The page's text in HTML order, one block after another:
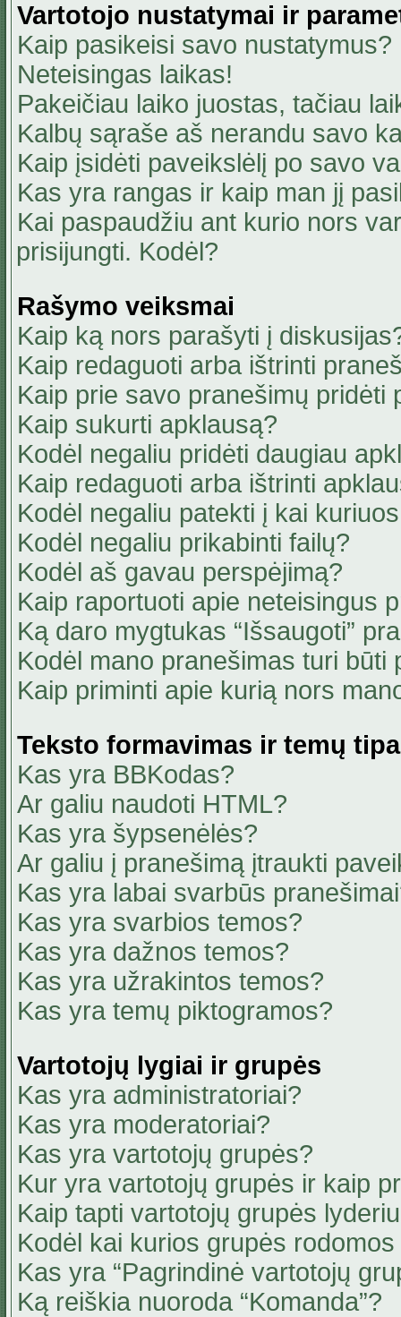
Vartotojo nustatymai ir
Kaip pasikeisi savo nustatymus?
Neteisingas laikas!
Pakeičiau laiko juostas, tačiau
Kalbų sąraše aš nerandu savo
Kaip įsidėti paveikslėlį po savo
Kas yra rangas ir kaip man jį
Kai paspaudžiu ant kurio nors
prisijungti. Kodėl?
Rašymo veiksmai
Kaip ką nors parašyti į
Kaip redaguoti arba ištrinti
Kaip prie savo pranešimų pridėti
Kaip sukurti apklausą?
Kodėl negaliu pridėti daugiau
Kaip redaguoti arba ištrinti
Kodėl negaliu patekti į kai
Kodėl negaliu prikabinti failų?
Kodėl aš gavau perspėjimą?
Kaip raportuoti apie neteisingus
Ką daro mygtukas “Išsaugoti”
Kodėl mano pranešimas turi būti
Kaip priminti apie kurią nors
Teksto formavimas ir temų
Kas yra BBKodas?
Ar galiu naudoti HTML?
Kas yra šypsenėlės?
Ar galiu į pranešimą įtraukti
Kas yra labai svarbūs
Kas yra svarbios temos?
Kas yra dažnos temos?
Kas yra užrakintos temos?
Kas yra temų piktogramos?
Vartotojų lygiai ir grupės
Kas yra administratoriai?
Kas yra moderatoriai?
Kas yra vartotojų grupės?
Kur yra vartotojų grupės ir kaip
Kaip tapti vartotojų grupės
Kodėl kai kurios grupės
Kas yra “Pagrindinė vartotojų
Ką reiškia nuoroda “Komanda”?